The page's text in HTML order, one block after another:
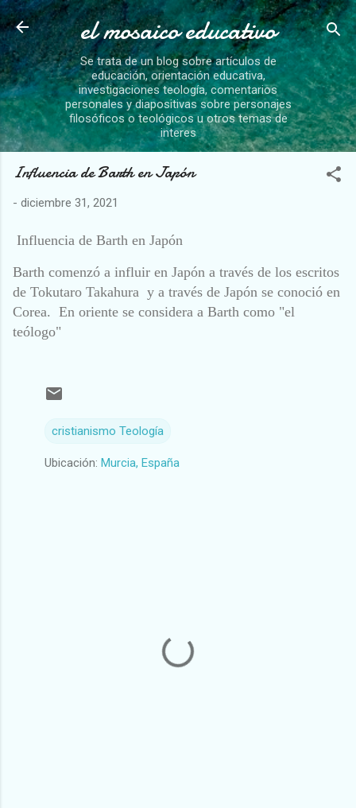
Ir al contenido principal
el mosaico educativo
Se trata de un blog sobre artículos de
educación, orientación educativa,
investigaciones teología, comentarios
personales y diapositivas sobre personajes
filosóficos o teológicos u otros temas de
interes
Influencia de Barth en Japón
- diciembre 31, 2021
Influencia de Barth en Japón
Barth comenzó a influir en Japón a través de los escritos
de Tokutaro Takahura y a través de Japón se conoció en
Corea. En oriente se considera a Barth como "el
teólogo"
cristianismo Teología
Ubicación: Murcia, España